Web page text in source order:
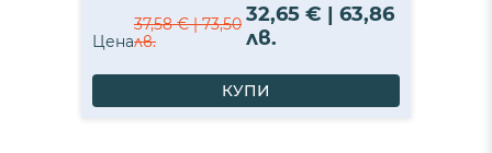
Цена
37,58 € | 73,50
лв.
32,65 € | 63,86
лв.
КУПИ